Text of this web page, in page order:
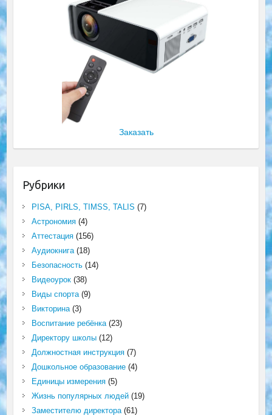
Заказать
Рубрики
PISA, PIRLS, TIMSS, TALIS (7)
Астрономия(4)
Аттестация(156)
Аудиокнига(18)
Безопасность(14)
Видеоурок(38)
Виды спорта(9)
Викторина(3)
Воспитание ребёнка(23)
Директору школы(12)
Должностная инструкция(7)
Дошкольное образование(4)
Единицы измерения(5)
Жизнь популярных людей(19)
Заместителю директора(61)